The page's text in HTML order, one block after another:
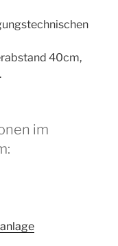
40cm,
im